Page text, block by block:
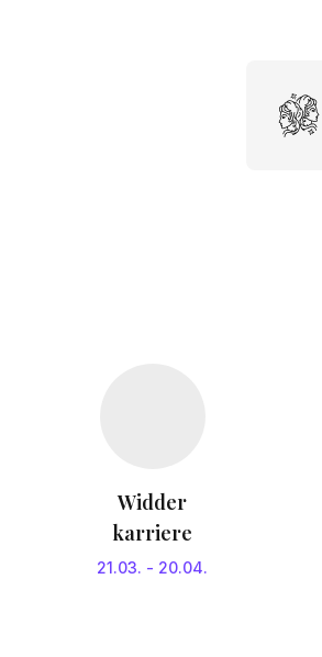
Widder
karriere
21.03. - 20.04.